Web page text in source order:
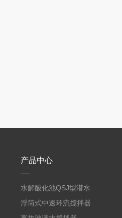
产品中心
水解酸化池QSJ型潜水
羞羞APP在线下载
浮筒式中速环流搅拌器